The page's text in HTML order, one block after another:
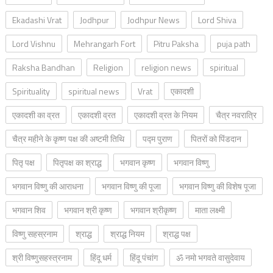
Ekadashi Vrat
Jodhpur Jodhpur News
Lord Shiva
Lord Vishnu
Mehrangarh Fort Pitru Paksha
puja path
Raksha Bandhan
Religion religion news
spiritual
Spirituality
spiritual news Vrat
एकादशी
एकादशी का व्रत
एकादशी व्रत एकादशी व्रत के नियम
चैत्र नवरात्रि
चैत्र महीने के कृष्ण पक्ष की अष्टमी तिथि
पद्म पुराण
पितरों को पिंडदान
पितृ पक्ष
पितृपक्ष का श्राद्ध भगवान कृष्ण
भगवान विष्णु
भगवान विष्णु की आराधना
भगवान विष्णु की पूजा
भगवान विष्णु की विशेष पूजा
भगवान शिव
भगवान श्री कृष्ण भगवान श्रीकृष्ण
माता लक्ष्मी
विष्णु सहस्रनाम
श्राद्ध श्राद्ध नियम
श्राद्ध पक्ष
श्री विष्णुसहस्त्रनाम
हिंदू धर्म हिंदू पंचांग ॐ नमो भगवते वासुदेवाय